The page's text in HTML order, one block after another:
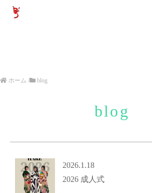
ホーム / blog
blog
2026.1.18
2026 成人式